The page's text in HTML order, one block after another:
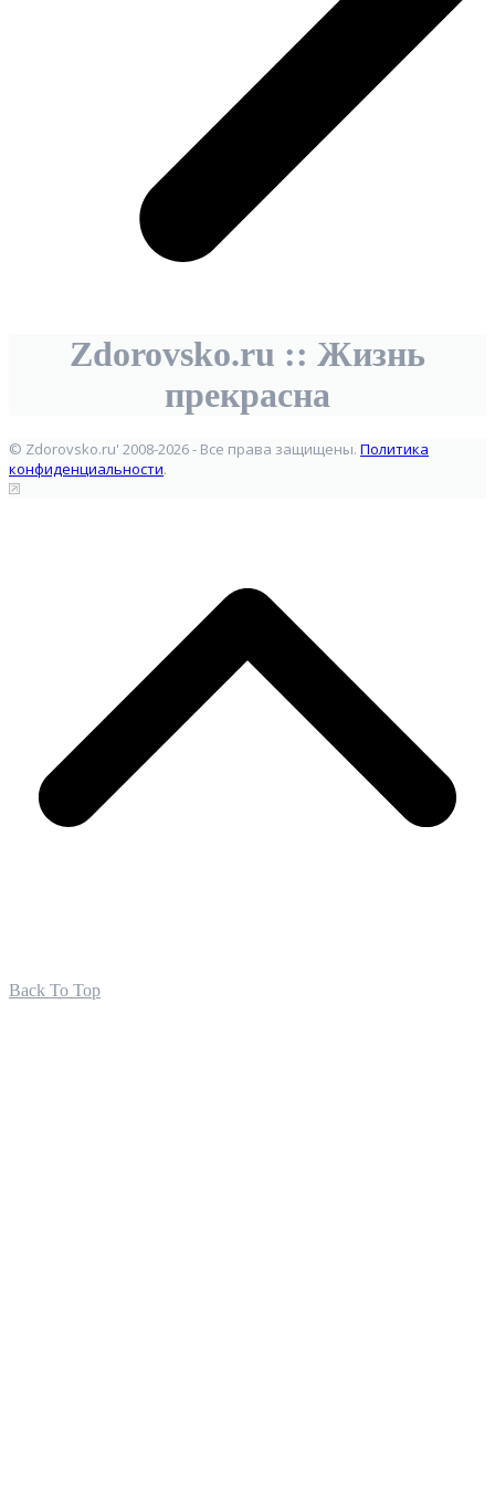
Zdorovsko.ru :: Жизнь
прекрасна
© Zdorovsko.ru' 2008-2026 - Все права защищены. Политика
конфиденциальности.
Back To Top